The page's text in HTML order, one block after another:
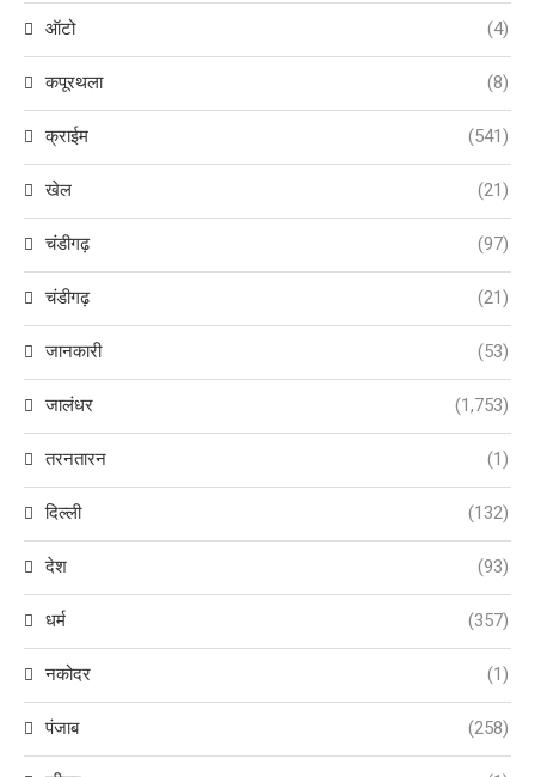
ऑटो (4)
कपूरथला (8)
क्राईम (541)
खेल (21)
चंडीगढ़ (97)
चंडीगढ़ (21)
जानकारी (53)
जालंधर (1,753)
तरनतारन (1)
दिल्ली (132)
देश (93)
धर्म (357)
नकोदर (1)
पंजाब (258)